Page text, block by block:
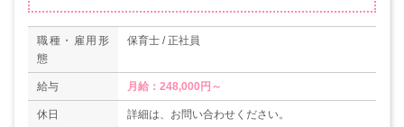
職種・雇用形
態
保育士 / 正社員
給与 月給：248,000円～
休日 詳細は、お問い合わせください。